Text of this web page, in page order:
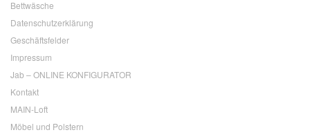
Bettwäsche
Datenschutzerklärung
Geschäftsfelder
Impressum
Jab – ONLINE KONFIGURATOR
Kontakt
MAIN-Loft
Möbel und Polstern